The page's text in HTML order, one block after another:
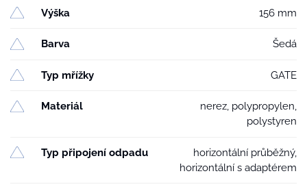
Výška 156 mm
Barva Šedá
Typ mřížky GATE
Materiál
nerez, polypropylen,
polystyren
Typ připojení odpadu
horizontální průběžný,
horizontální s adaptérem